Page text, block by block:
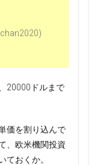
20000ドルまで
価を割り込んで
、欧米機関投資
ておくか。